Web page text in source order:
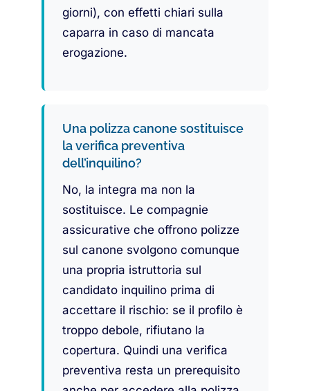
giorni), con effetti chiari sulla
caparra in caso di mancata
erogazione.
Una polizza canone sostituisce
la verifica preventiva
dell’inquilino?
No, la integra ma non la
sostituisce. Le compagnie
assicurative che offrono polizze
sul canone svolgono comunque
una propria istruttoria sul
candidato inquilino prima di
accettare il rischio: se il profilo è
troppo debole, rifiutano la
copertura. Quindi una verifica
preventiva resta un prerequisito